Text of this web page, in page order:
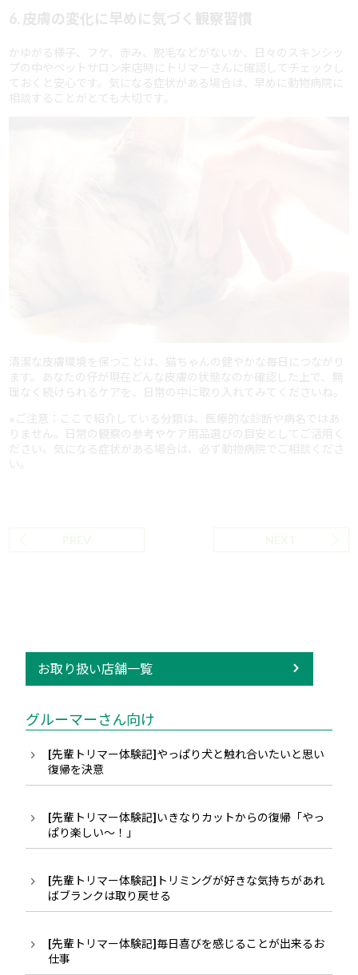
6. 皮膚の変化に早めに気づく観察習慣
かゆがる様子、フケ、赤み、脱毛などがないか、日々のスキンシッ
プの中やペットサロン来店時にトリマーさんに確認してチェックし
ておくと安心です。気になる症状がある場合は、早めに動物病院に
相談することがとても大切です。
清潔な皮膚環境を保つことは、猫ちゃんの健やかな毎日につながり
ます。あなたの仔が現在どんな皮膚の状態なのか確認した上で、無
理なく続けられるケアを、日常の中に取り入れてみてくださいね。
※ご注意：ここで紹介している分類は、医療的な診断や病名ではあ
りません。日常の観察の参考やケア用品選びの目安としてご活用く
ださい。気になる症状がある場合は、必ず動物病院でご相談くださ
い。
お取り扱い店舗一覧
グルーマーさん向け
[先輩トリマー体験記]やっぱり犬と触れ合いたいと思い
復帰を決意
[先輩トリマー体験記]いきなりカットからの復帰「やっ
ぱり楽しい〜！」
[先輩トリマー体験記]トリミングが好きな気持ちがあれ
ばブランクは取り戻せる
[先輩トリマー体験記]毎日喜びを感じることが出来るお
仕事